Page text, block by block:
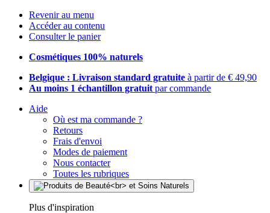
Revenir au menu
Accéder au contenu
Consulter le panier
Cosmétiques 100% naturels
Belgique : Livraison standard gratuite à partir de € 49,90
Au moins 1 échantillon gratuit par commande
Aide
Où est ma commande ?
Retours
Frais d'envoi
Modes de paiement
Nous contacter
Toutes les rubriques
Plus d'inspiration